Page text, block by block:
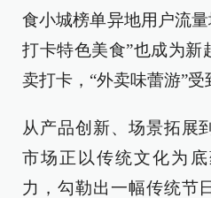
食小城榜单异地用户流
打卡特色美食”也成为新
卖打卡，“外卖味蕾游”受
从产品创新、场景拓展
市场正以传统文化为
力，勾勒出一幅传统节